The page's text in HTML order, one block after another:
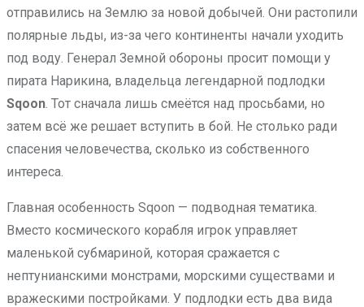
отправились на Землю за новой добычей. Они растопили
полярные льды, из-за чего континенты начали уходить
под воду. Генерал Земной обороны просит помощи у
пирата Нарикина, владельца легендарной подлодки
Sqoon. Тот сначала лишь смеётся над просьбами, но
затем всё же решает вступить в бой. Не столько ради
спасения человечества, сколько из собственного
интереса.
Главная особенность Sqoon — подводная тематика.
Вместо космического корабля игрок управляет
маленькой субмариной, которая сражается с
нептунианскими монстрами, морскими существами и
вражескими постройками. У подлодки есть два вида